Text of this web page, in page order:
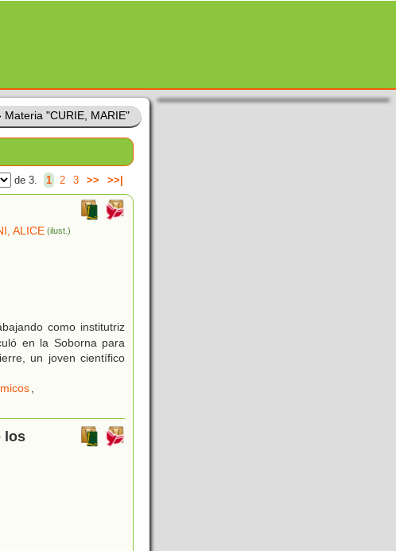
Materia "CURIE, MARIE"
de 3. 1 2 3 >> >>|
ALICE (ilust.)
como institutriz
en la Soborna para
un joven científico
,
los